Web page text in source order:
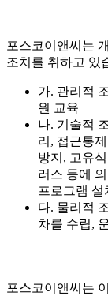
포스코이앤씨는
조치를 취하고 있
가. 관리적
원 교육
나. 기술적
리, 접근통
방지, 고유
러스 등에
프로그램 설
다. 물리적
차를 수립,
포스코이앤씨는